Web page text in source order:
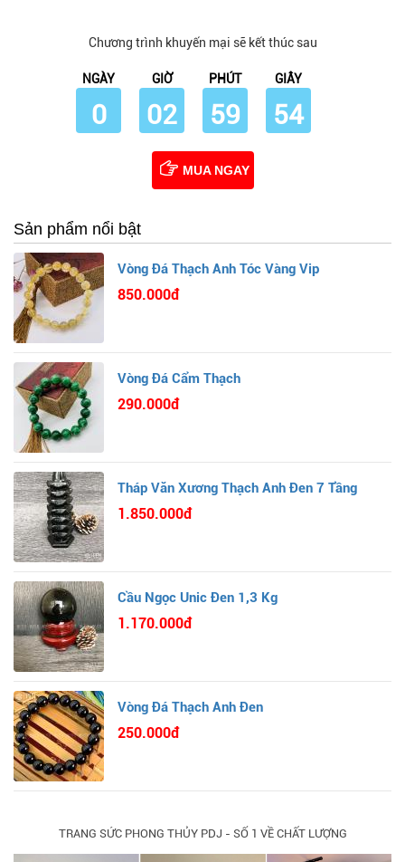
Chương trình khuyến mại sẽ kết thúc sau
NGÀY
0
GIỜ
02
PHÚT
59
GIÂY
53
MUA NGAY
Sản phẩm nổi bật
Vòng Đá Thạch Anh Tóc Vàng Vip
850.000đ
Vòng Đá Cẩm Thạch
290.000đ
Tháp Văn Xương Thạch Anh Đen 7 Tầng
1.850.000đ
Cầu Ngọc Unic Đen 1,3 Kg
1.170.000đ
Vòng Đá Thạch Anh Đen
250.000đ
TRANG SỨC PHONG THỦY PDJ - SỐ 1 VỀ CHẤT LƯỢNG